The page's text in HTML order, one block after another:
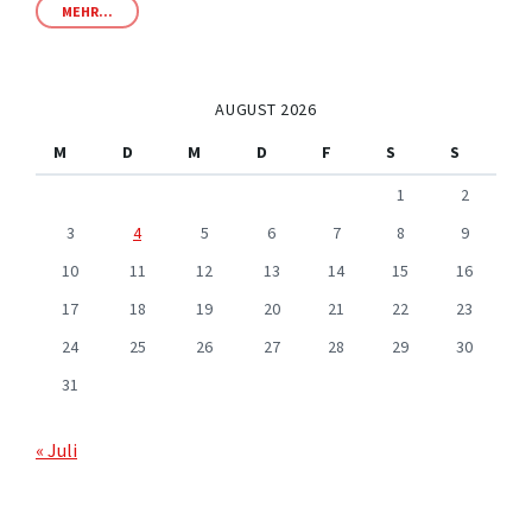
MEHR...
AUGUST 2026
M
D M D F S
S
1
2
3
4 5 6 7 8
9
10
11 12 13 14 15
16
17
18 19 20 21 22
23
24
25 26 27 28 29
30
31
« Juli